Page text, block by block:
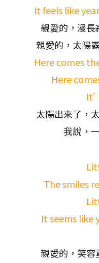
It feels like
親愛的，漫長
親愛的，太陽
Here comes
Here
太陽出來了，
我說，
The smiles
It seems like
親愛的，笑容